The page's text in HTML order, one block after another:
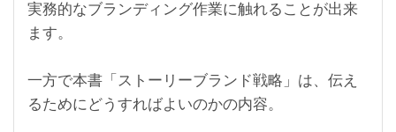
実務的なブランディング作業に触れることが出来
ます。
一方で本書「ストーリーブランド戦略」は、伝え
るためにどうすればよいのかの内容。